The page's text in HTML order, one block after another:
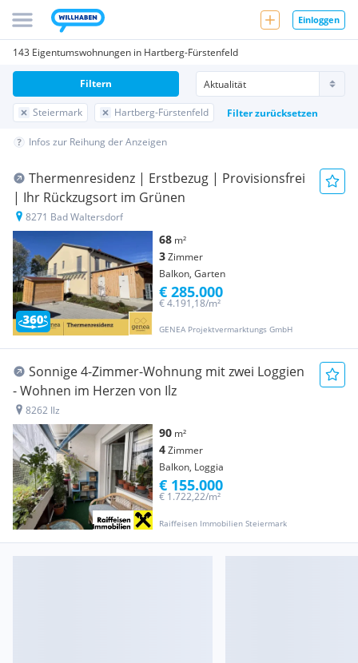
Einloggen
143 Eigentumswohnungen in Hartberg-Fürstenfeld
Steiermark Hartberg-Fürstenfeld Filter zurücksetzen
Filtern
Infos zur Reihung der Anzeigen
Thermenresidenz | Erstbezug | Provisionsfrei
| Ihr Rückzugsort im Grünen
8271 Bad Waltersdorf
68 m²
3Zimmer
Balkon, Garten
GENEA Projektvermarktungs GmbH
€ 4.191,18/m²
€ 285.000
Sonnige 4-Zimmer-Wohnung mit zwei Loggien
- Wohnen im Herzen von Ilz
8262 Ilz
90 m²
4Zimmer
Balkon, Loggia
Raiffeisen Immobilien Steiermark
€ 1.722,22/m²
€ 155.000